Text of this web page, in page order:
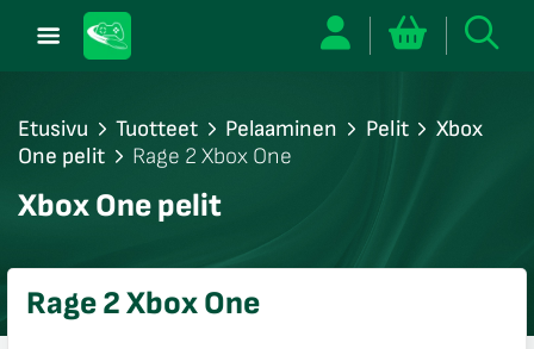
Etusivu Tuotteet Pelaaminen Pelit
Xbox
One pelit
Rage 2 Xbox One
Xbox One pelit
Rage 2 Xbox One
sulje
sulje